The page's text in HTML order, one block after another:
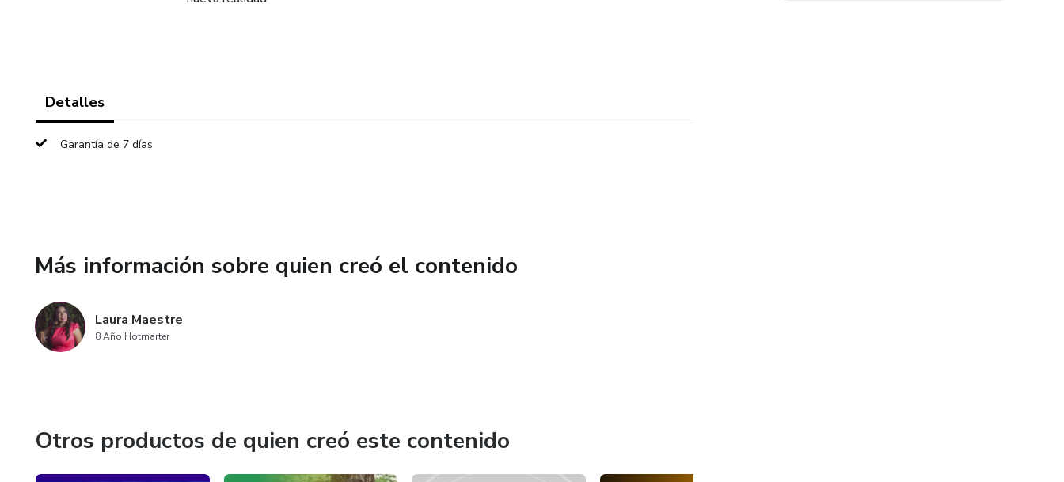
Detalles
Garantía de 7 días
Más información sobre quien creó el contenido
Laura Maestre
8 Año Hotmarter
Otros productos de quien creó este contenido